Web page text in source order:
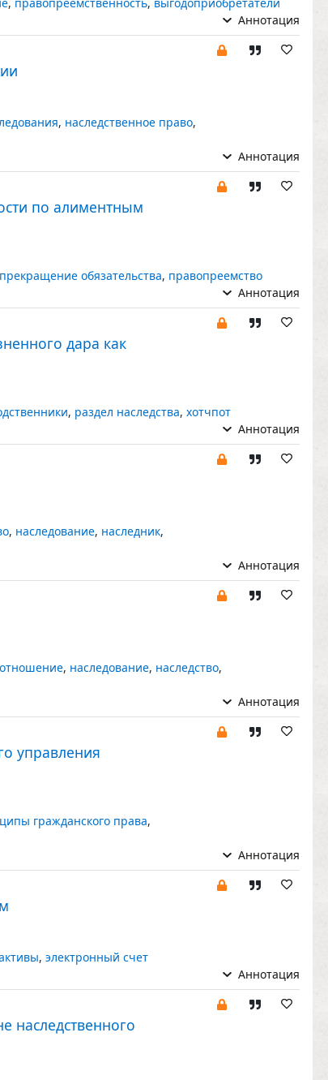
Аннотация
, наследственное право,
Аннотация
по алиментным
прекращение обязательства, правопреемство
Аннотация
дара как
, раздел наследства, хотчпот
Аннотация
, наследование, наследник,
Аннотация
, наследование, наследство,
Аннотация
управления
гражданского права,
Аннотация
, электронный счет
Аннотация
наследственного